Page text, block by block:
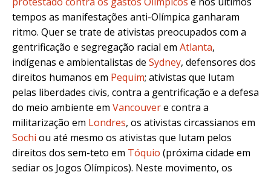
tempos as manifestações anti-Olímpica ganharam
ritmo. Quer se trate de ativistas preocupados com a
gentrificação e segregação racial em Atlanta,
indígenas e ambientalistas de Sydney, defensores dos
direitos humanos em Pequim; ativistas que lutam
pelas liberdades civis, contra a gentrificação e a defesa
do meio ambiente em Vancouvere contra a
militarização em Londres, os ativistas circassianos em
Sochi ou até mesmo os ativistas que lutam pelos
direitos dos sem-teto em Tóquio (próxima cidade em
sediar os Jogos Olímpicos). Neste movimento, os